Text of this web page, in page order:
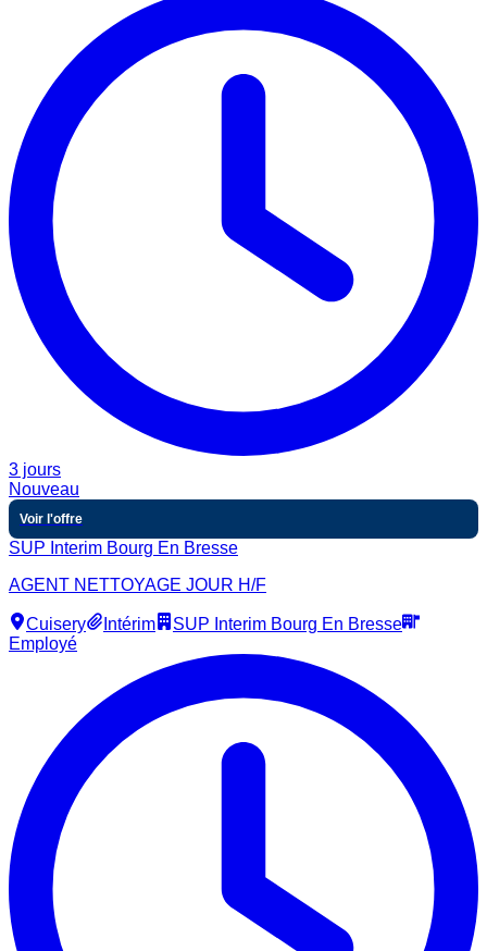
3 jours
Nouveau
Voir l'offre
SUP Interim Bourg En Bresse
AGENT NETTOYAGE JOUR H/F
Cuisery Intérim
SUP Interim Bourg En Bresse
Employé